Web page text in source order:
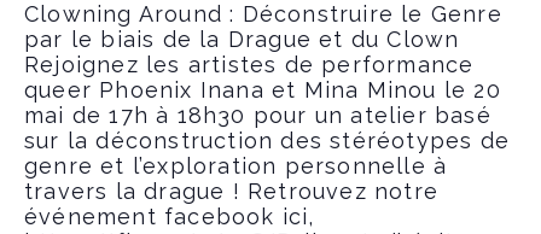
Clowning Around : Déconstruire le Genre
par le biais de la Drague et du Clown
Rejoignez les artistes de performance
queer Phoenix Inana et Mina Minou le 20
mai de 17h à 18h30 pour un atelier basé
sur la déconstruction des stéréotypes de
genre et l’exploration personnelle à
travers la drague ! Retrouvez notre
événement facebook ici,